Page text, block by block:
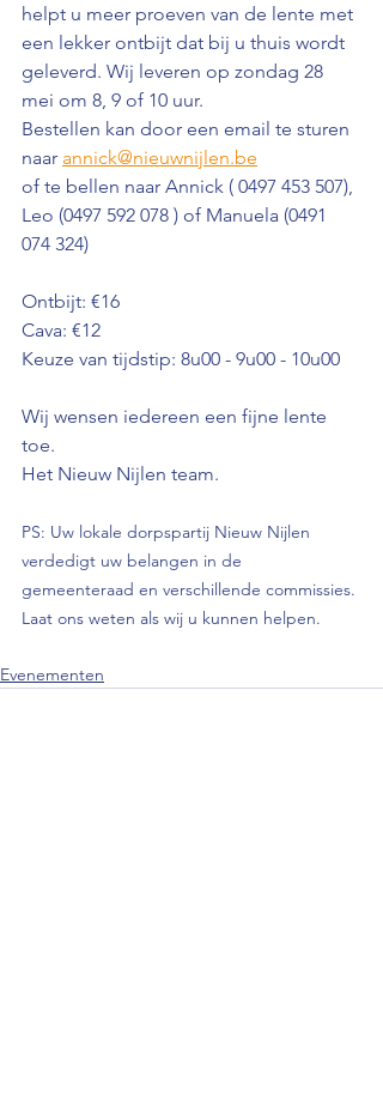
helpt u meer proeven van de lente met
een lekker ontbijt dat bij u thuis wordt
geleverd. Wij leveren op zondag 28
mei om 8, 9 of 10 uur.
Bestellen kan door een email te sturen
naar annick@nieuwnijlen.be
of te bellen naar Annick ( 0497 453 507),
Leo (0497 592 078 ) of Manuela (0491
074 324)
Ontbijt: €16
Cava: €12
Keuze van tijdstip: 8u00 - 9u00 - 10u00
Wij wensen iedereen een fijne lente
toe.
Het Nieuw Nijlen team.
PS: Uw lokale dorpspartij Nieuw Nijlen
verdedigt uw belangen in de
gemeenteraad en verschillende commissies.
Laat ons weten als wij u kunnen helpen.
Evenementen